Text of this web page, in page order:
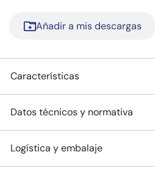
Añadir a mis descargas
Características
Datos técnicos y normativa
Logística y embalaje